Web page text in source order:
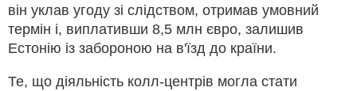
він уклав угоду зі слідством, отримав умовний
термін і, виплативши 8,5 млн євро, залишив
Естонію із забороною на в'їзд до країни.
Те, що діяльність колл-центрів могла стати